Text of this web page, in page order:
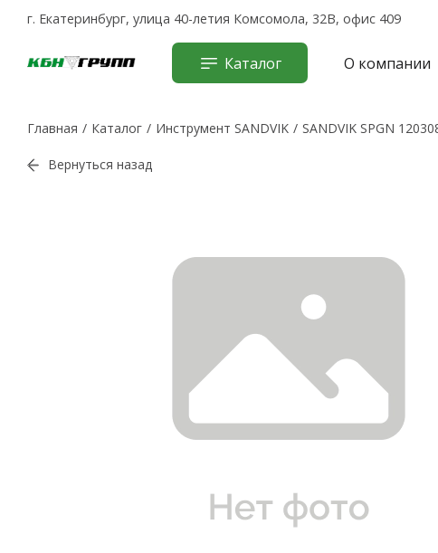
г. Екатеринбург, улица 40-летия Комсомола, 32В, офис 409
Каталог О компании
Главная Каталог Инструмент SANDVIK SANDVIK SPGN
Вернуться назад